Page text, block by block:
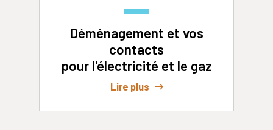
Déménagement et vos
contacts
pour l'électricité et le gaz
Lire plus